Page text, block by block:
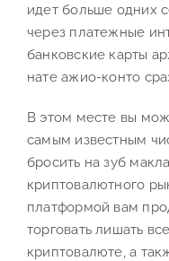
идет больше одних
через платежные
банковские карты
нате ажио-конто
В этом месте вы
самым известным
бросить на зуб
криптовалютного
платформой вам
торговать лишать
криптовалюте, а